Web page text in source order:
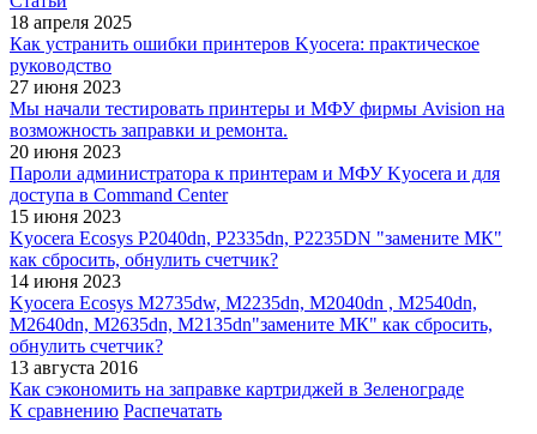
18 апреля 2025
Как устранить ошибки принтеров Kyocera: практическое
руководство
27 июня 2023
Мы начали тестировать принтеры и МФУ фирмы Avision на
возможность заправки и ремонта.
20 июня 2023
Пароли администратора к принтерам и МФУ Kyocera и для
доступа в Command Center
15 июня 2023
Kyocera Ecosys P2040dn, P2335dn, P2235DN "замените МК"
как сбросить, обнулить счетчик?
14 июня 2023
Kyocera Ecosys M2735dw, M2235dn, M2040dn , M2540dn,
M2640dn, M2635dn, M2135dn"замените МК" как сбросить,
обнулить счетчик?
13 августа 2016
Как сэкономить на заправке картриджей в Зеленограде
К сравнению Распечатать